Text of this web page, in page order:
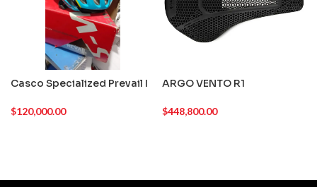
Casco Specialized Prevail I
$120,000.00
ARGO VENTO R1
$448,800.00